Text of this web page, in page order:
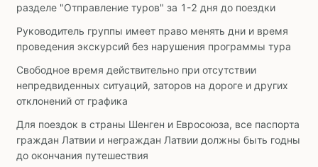
разделе "Отправление туров" за 1-2 дня до поездки
Руководитель группы имеет право менять дни и время
проведения экскурсий без нарушения программы тура
Свободное время действительно при отсутствии
непредвиденных ситуаций, заторов на дороге и других
отклонений от графика
Для поездок в страны Шенген и Евросоюза, все паспорта
граждан Латвии и неграждан Латвии должны быть годны
до окончания путешествия